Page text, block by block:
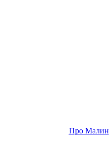
Про Малин